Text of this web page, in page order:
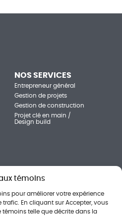
témoins
pour améliorer votre expérience
En cliquant sur Accepter, vous
telle que décrite dans la
NOS SERVICES
Entrepreneur général
Gestion de projets
Gestion de construction
Projet clé en main /
Design build
Faites partie de l'équipe!
Adjoint(e) technique aux
chargés de projets